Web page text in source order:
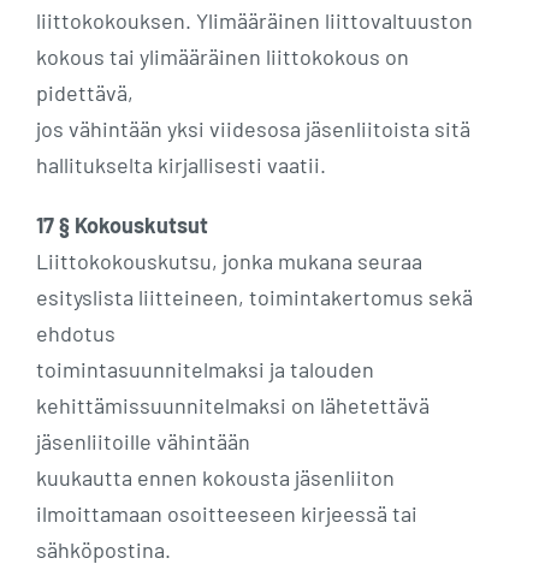
liittokokouksen. Ylimääräinen liittovaltuuston
kokous tai ylimääräinen liittokokous on
pidettävä,
jos vähintään yksi viidesosa jäsenliitoista sitä
hallitukselta kirjallisesti vaatii.
17 § Kokouskutsut
Liittokokouskutsu, jonka mukana seuraa
esityslista liitteineen, toimintakertomus sekä
ehdotus
toimintasuunnitelmaksi ja talouden
kehittämissuunnitelmaksi on lähetettävä
jäsenliitoille vähintään
kuukautta ennen kokousta jäsenliiton
ilmoittamaan osoitteeseen kirjeessä tai
sähköpostina.